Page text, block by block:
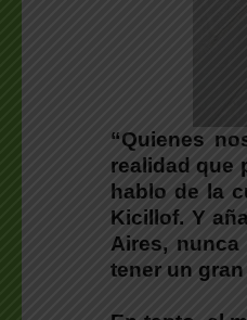
“Quienes
realidad que
hablo de la
Kicillof. Y
Aires,
tener un